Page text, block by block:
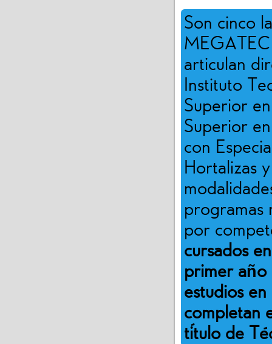
Son cinco
MEGATEC
articulan
Instituto
Superior
Superior
con
Hortalizas
programas
por
cursados
primer año
estudios
completan
título de